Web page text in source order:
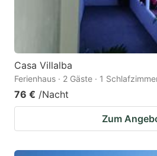
Casa Villalba
Ferienhaus · 2 Gäste · 1
76 € /Nacht
Zum